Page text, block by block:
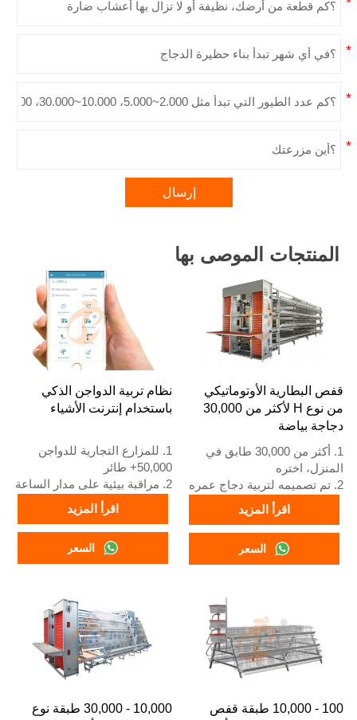
إرسال
المنتجات الموصى بها
نظام تربية الدواجن الذكي
باستخدام إنترنت الأشياء
1. للمزارع التجارية للدواجن
50,000+ طائر
2. مراقبة بيئية على مدار الساعة
3. تحسن تحويل العلف بنسبة
4. زيادة إنتاج البيض بنسبة 10%
5. رقم الاستقبال / واتساب:
+8618830120193
اقرأ المزيد
السعر
قفص البطارية الأوتوماتيكي
من نوع H لأكثر من 30,000
دجاجة بياضة
1. أكثر من 30,000 طابق في
المنزل، اختره
2. تم تصميمه لتربية دجاج عمره
12 أو 16 أسبوعًا حتى يصبح
دجاجًا بالغًا لوضع البيض
3. عمره الافتراضي أكثر من 25
4. رقم الواتساب الخاص بنا
هو +8618830120193، +234
8111199996
اقرأ المزيد
السعر
10,000 - 30,000 طبقة نوع
100 - 10,000 طبقة قفص